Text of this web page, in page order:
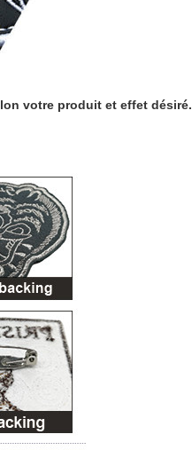
votre produit et effet désiré.